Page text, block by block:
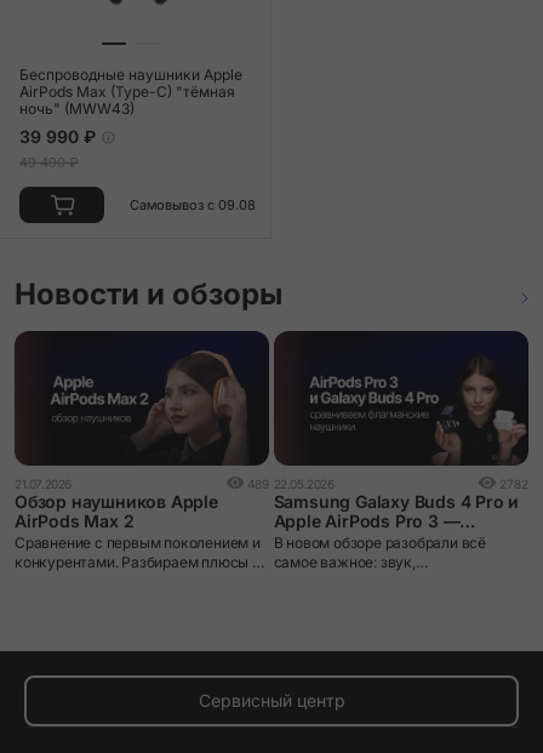
Беспроводные наушники Apple
AirPods Max (Type-C) "тёмная
ночь" (MWW43)
39 990 ₽
49 490 ₽
Самовывоз с 09.08
Новости и обзоры
21.07.2026 489
Обзор наушников Apple
AirPods Max 2
Сравнение с первым поколением и
конкурентами. Разбираем плюсы и
22.05.2026 2782
Samsung Galaxy Buds 4 Pro и
Apple AirPods Pro 3 —
сравнение двух флагманских
TWS-наушников
В новом обзоре разобрали всё
самое важное: звук,
Сервисный центр